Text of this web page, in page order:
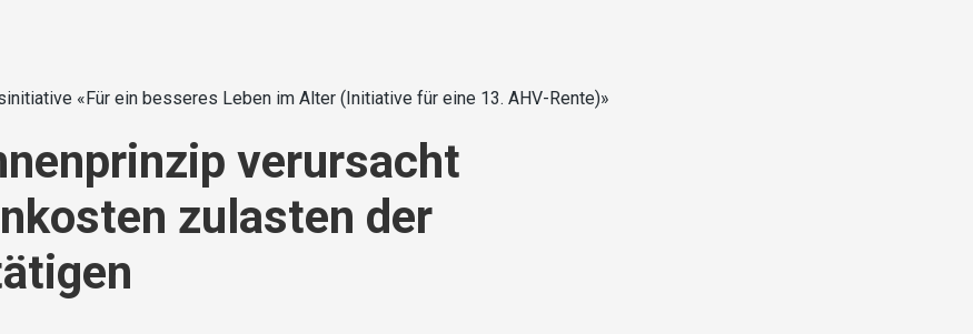
«Für ein besseres Leben im Alter (Initiative für eine 13. AHV-Rente)»
verursacht
zulasten der